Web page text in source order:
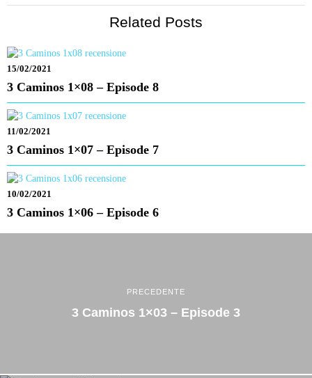
Related Posts
15/02/2021
3 Caminos 1×08 – Episode 8
11/02/2021
3 Caminos 1×07 – Episode 7
10/02/2021
3 Caminos 1×06 – Episode 6
PRECEDENTE
3 Caminos 1×03 – Episode 3